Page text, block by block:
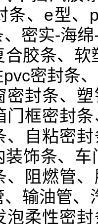
条、e型、
密实-海
胶条、
密封条
密封条、
门框密封
、自粘密
装饰条、
、阻燃管
输油管
泡柔性密